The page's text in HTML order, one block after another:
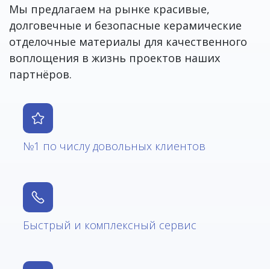
Мы предлагаем на рынке красивые,
долговечные и безопасные керамические
отделочные материалы для качественного
воплощения в жизнь проектов наших
партнёров.
№1 по числу довольных клиентов
Быстрый и комплексный сервис